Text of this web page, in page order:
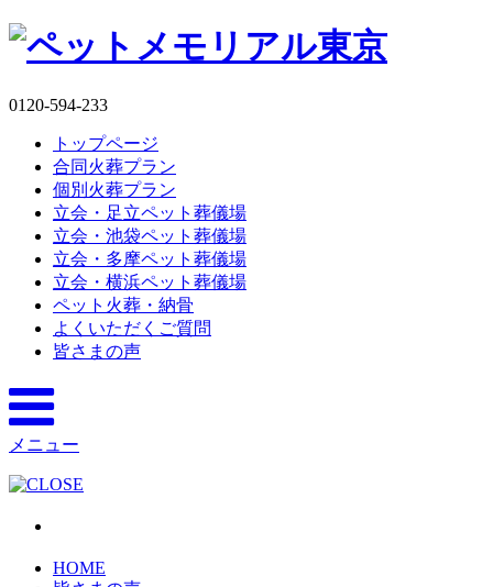
0120-594-233
トップページ
合同火葬プラン
個別火葬プラン
立会・足立ペット葬儀場
立会・池袋ペット葬儀場
立会・多摩ペット葬儀場
立会・横浜ペット葬儀場
ペット火葬・納骨
よくいただくご質問
皆さまの声
メニュー
HOME